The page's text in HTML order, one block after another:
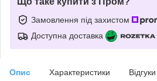
Замовлення під захистом
Доступна доставка
Опис Характеристики